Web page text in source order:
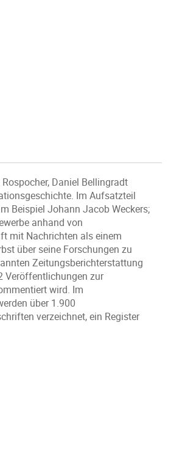
Daniel Bellingradt
Im Aufsatzteil
Beispiel Johann Jacob Weckers;
anhand von
mit Nachrichten als einem
über seine Forschungen zu
Zeitungsberichterstattung
Veröffentlichungen zur
wird. Im
über 1.900
verzeichnet, ein Register